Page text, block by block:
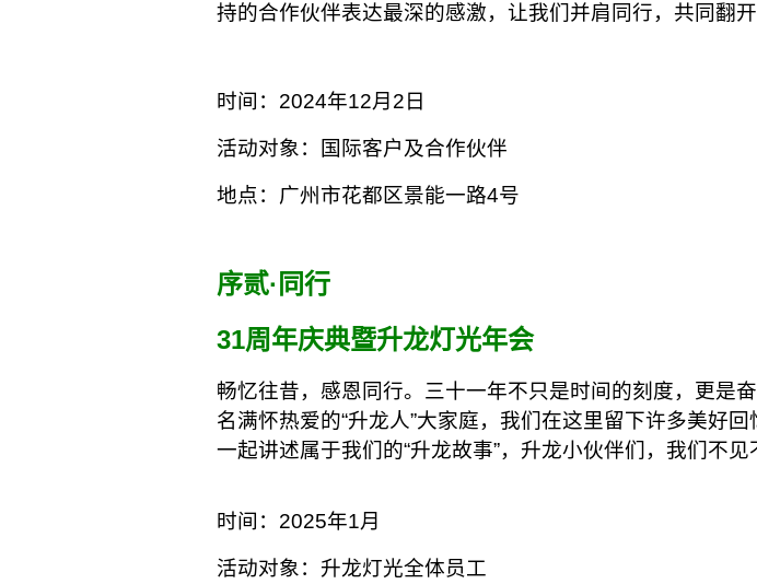
持的合作伙伴表达最深的感激，让我们并肩同行，共同翻开
时间：2024年12月2日
活动对象：国际客户及合作伙伴
地点：广州市花都区景能一路4号
序贰·同行
31周年庆典暨升龙灯光年会
畅忆往昔，感恩同行。三十一年不只是时间的刻度，更是
名满怀热爱的“升龙人”大家庭，我们在这里留下许多美好
一起讲述属于我们的“升龙故事”，升龙小伙伴们，我们不见
时间：2025年1月
活动对象：升龙灯光全体员工